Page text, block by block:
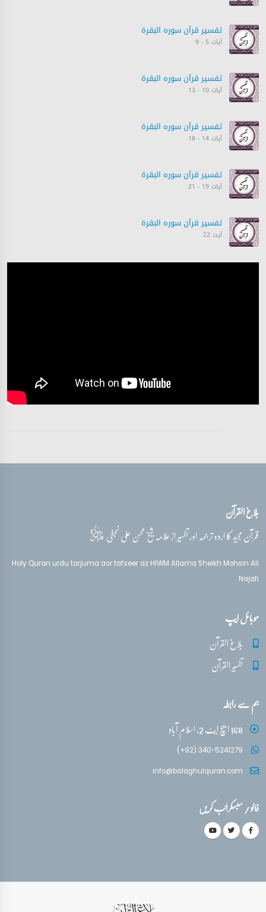
تفسیر قرآن سورہ ‎البقرة
آیات 5 - 9
تفسیر قرآن سورہ ‎البقرة
آیات 10 - 13
تفسیر قرآن سورہ ‎البقرة
آیات 14 - 18
تفسیر قرآن سورہ ‎البقرة
آیات 19 - 21
تفسیر قرآن سورہ ‎البقرة
آیت 22
تفسیر قرآن سورہ ‎البقرة
بلاغ القرآن
قرآن مجید کا اردو ترجمہ اور تفسیر از علامہ شیخ محسن علی نجفیقدس‌سره
Holy Quran urdu tarjuma aor tafseer az HIWM Allama Sheikh Mohsin Ali
Najafi
موبائل ایپ
بلاغ القرآن
تفسیر القرآن
ہم سے رابطہ
168 ایچ ایٹ 2، اسلام آباد
(+92) 340-5241279
info@balaghulquran.com
فالو / سبسکرائب کریں